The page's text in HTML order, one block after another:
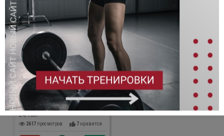
Результат - общее количество
подносов ног за все серии
293просмотров 1нравится
DUAL
- 10 толчок двух гирь + 2
повторения каждые 2 минуты
Выполнять до тех пор, пока
укладываешься в 2 минуты.
739просмотров
DUAL
Death by - трастеры с
гирями
Death by...ЕМОМ каждую минуту:
1-2-3-4-5-6-7-8-9-10-11-12...и так
далее
- Трастеры с двумя гирями
24/16кг
2617просмотров 7нравится